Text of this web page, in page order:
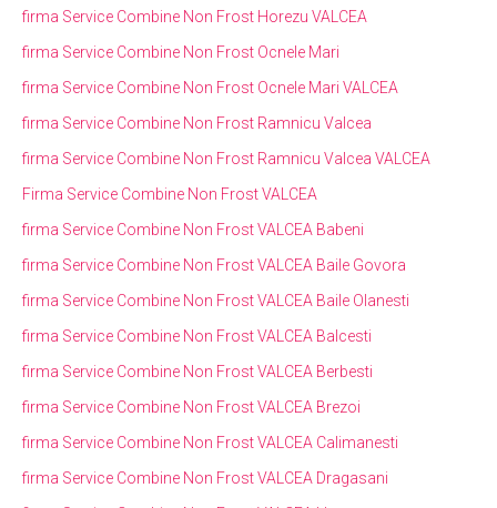
firma Service Combine Non Frost Horezu VALCEA
firma Service Combine Non Frost Ocnele Mari
firma Service Combine Non Frost Ocnele Mari VALCEA
firma Service Combine Non Frost Ramnicu Valcea
firma Service Combine Non Frost Ramnicu Valcea VALCEA
Firma Service Combine Non Frost VALCEA
firma Service Combine Non Frost VALCEA Babeni
firma Service Combine Non Frost VALCEA Baile Govora
firma Service Combine Non Frost VALCEA Baile Olanesti
firma Service Combine Non Frost VALCEA Balcesti
firma Service Combine Non Frost VALCEA Berbesti
firma Service Combine Non Frost VALCEA Brezoi
firma Service Combine Non Frost VALCEA Calimanesti
firma Service Combine Non Frost VALCEA Dragasani